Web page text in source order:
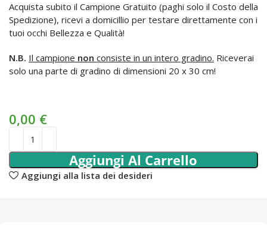
Acquista subito il Campione Gratuito (paghi solo il Costo della
Spedizione), ricevi a domicillio per testare direttamente con i
tuoi occhi Bellezza e Qualità!
N.B. Il campione non consiste in un intero gradino. Riceverai
solo una parte di gradino di dimensioni 20 x 30 cm!
0,00 €
Aggiungi Al Carrello
Aggiungi alla lista dei desideri